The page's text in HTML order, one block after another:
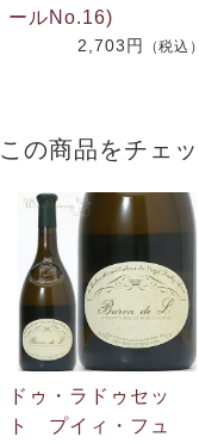
ールNo.16)
2,703円 （税込）
この商品をチェ
ドゥ・ラドゥセッ
ト プイィ・フュ